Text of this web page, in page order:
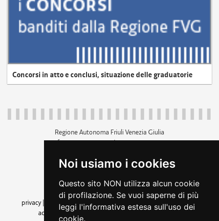
Noi usiamo i cookies
Questo sito NON utilizza alcun cookie
di profilazione. Se vuoi saperne di più
leggi l'informativa estesa sull'uso dei
cookie.
Concorsi in atto e conclusi, situazione delle graduatorie
Regione Autonoma Friuli Venezia Giulia
c.f. 80014930327; p.iva 00526040324
+39 040 3771111
amministrazione trasparente
privacy
cookie |note legali accessibilità
dichiarazione di
accessibilità| feedback cambio preferenze cookie